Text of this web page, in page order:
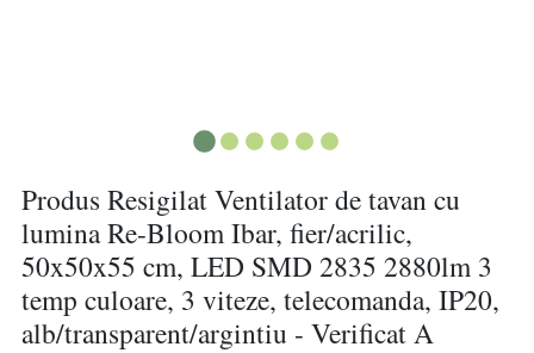
Produs Resigilat Ventilator de tavan cu
lumina Re-Bloom Ibar, fier/acrilic,
50x50x55 cm, LED SMD 2835 2880lm 3
temp culoare, 3 viteze, telecomanda, IP20,
alb/transparent/argintiu - Verificat A